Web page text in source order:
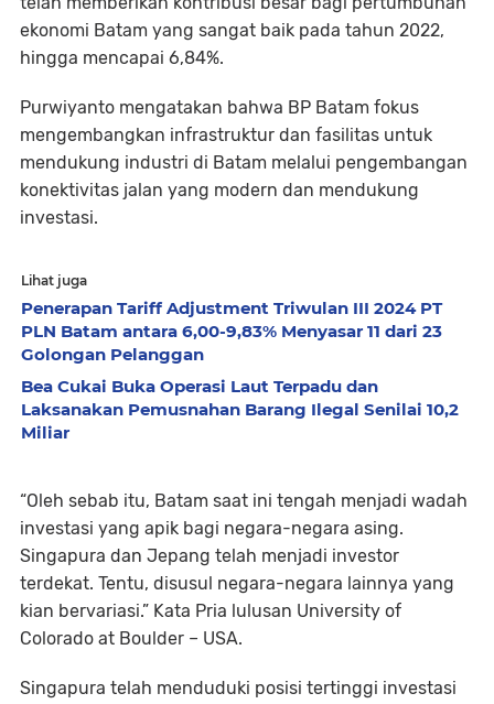
ekonomi Batam yang sangat baik pada tahun 2022,
hingga mencapai 6,84%.
Purwiyanto mengatakan bahwa BP Batam fokus
mengembangkan infrastruktur dan fasilitas untuk
mendukung industri di Batam melalui pengembangan
konektivitas jalan yang modern dan mendukung
investasi.
Lihat juga
Penerapan Tariff Adjustment Triwulan III 2024 PT
PLN Batam antara 6,00-9,83% Menyasar 11 dari 23
Golongan Pelanggan
Bea Cukai Buka Operasi Laut Terpadu dan
Laksanakan Pemusnahan Barang Ilegal Senilai 10,2
Miliar
“Oleh sebab itu, Batam saat ini tengah menjadi wadah
investasi yang apik bagi negara-negara asing.
Singapura dan Jepang telah menjadi investor
terdekat. Tentu, disusul negara-negara lainnya yang
kian bervariasi.” Kata Pria lulusan University of
Colorado at Boulder – USA.
Singapura telah menduduki posisi tertinggi investasi